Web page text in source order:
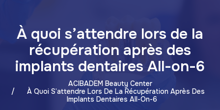
À quoi s’attendre lors de la
récupération après des
implants dentaires All-on-6
ACIBADEM Beauty Center
À Quoi S’attendre Lors De La Récupération Après Des
Implants Dentaires All-On-6